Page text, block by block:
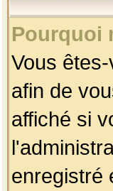
Pourquoi
Vous
afin de
affiché si
enregistré